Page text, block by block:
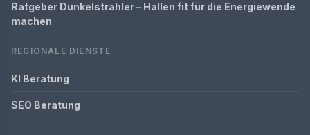
Ratgeber Dunkelstrahler – Hallen fit für die Energiewende
machen
REGIONALE DIENSTE
KI Beratung
SEO Beratung